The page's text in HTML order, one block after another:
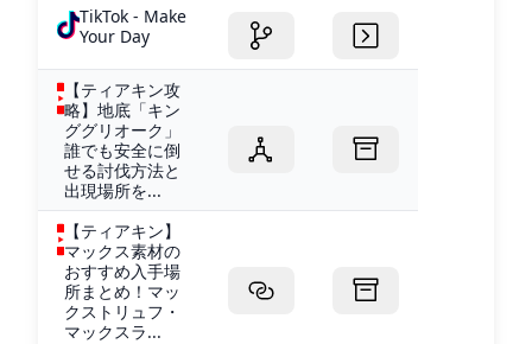
TikTok - Make
Your Day
【ティアキン攻
略】地底「キン
ググリオーク」
誰でも安全に倒
せる討伐方法と
出現場所を...
【ティアキン】
マックス素材の
おすすめ入手場
所まとめ！マッ
クストリュフ・
マックスラ...